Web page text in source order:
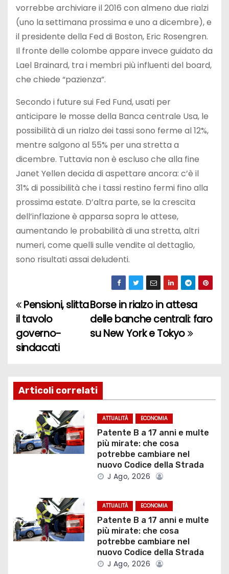
vorrebbe archiviare il 2016 con almeno due rialzi
(uno la settimana prossima e uno a dicembre), e
il presidente della Fed di Boston, Eric Rosengren.
Il fronte delle colombe appare invece guidato da
Lael Brainard, tra i membri più influenti del board,
che chiede “pazienza”.
Secondo i future sui Fed Fund, usati per
anticipare le mosse della Banca centrale Usa, le
possibilità di un rialzo dei tassi sono ferme al 12%,
mentre salgono al 55% per una stretta a
dicembre. Tuttavia non è escluso che alla fine
Janet Yellen decida di aspettare ancora: c’è il
31% di possibilità che i tassi restino fermi fino alla
prossima estate. D’altra parte, se la crescita
dell’inflazione è apparsa sopra le attese,
aumentando le probabilità di una stretta, altri
numeri, come quelli sulle vendite al dettaglio,
sono risultati assai deludenti.
N
a
v
g
z
i
e
a
Borse in rialzo in attesa
delle banche centrali: faro
su New York e Tokyo
Pensioni, slitta
il tavolo
governo-
sindacati
Articoli correlati
ATTUALITÀ ECONOMIA
Patente B a 17 anni e multe
più mirate: che cosa
potrebbe cambiare nel
nuovo Codice della Strada
J Ago, 2026
ATTUALITÀ ECONOMIA
Patente B a 17 anni e multe
più mirate: che cosa
potrebbe cambiare nel
nuovo Codice della Strada
J Ago, 2026